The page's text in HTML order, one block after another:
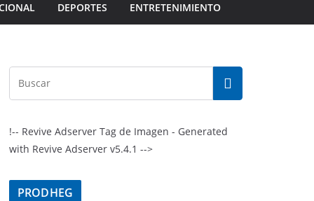
DEPORTES ENTRETENIMIENTO
!-- Revive Adserver Tag de Imagen - Generated
with Revive Adserver v5.4.1 -->
PRODHEG